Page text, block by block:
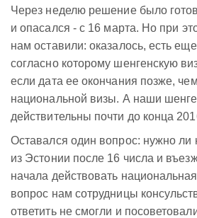
Через неделю решение было
и опасался - с 16 марта. Но при
нам оставили: оказалось, есть
согласно которому шенгенскую
если дата ее окончания позже,
национальной визы. А наши
действительны почти до конца
Оставался один вопрос: нужно ли
из Эстонии после 16 числа и
начала действовать
вопрос нам сотрудницы
ответить не смогли и